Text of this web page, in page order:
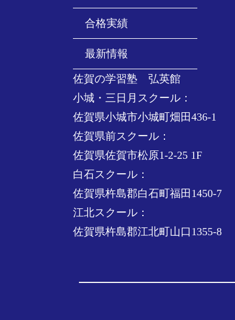
合格実績
最新情報
佐賀の学習塾 弘英館
小城・三日月スクール：
佐賀県小城市小城町畑田436-1
佐賀県前スクール：
佐賀県佐賀市松原1-2-25 1F
白石スクール：
佐賀県杵島郡白石町福田1450-7
江北スクール：
佐賀県杵島郡江北町山口1355-8